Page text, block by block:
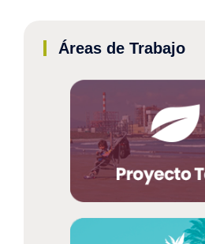
Áreas de Trabajo